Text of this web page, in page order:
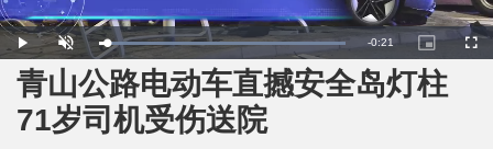
P
l
a
y
U
n
t
e
L
o
d
e
:
1
0
R
e
-0:21
P
i
t
u
F
u
青山公路电动车直撼安全岛灯柱
71岁司机受伤送院